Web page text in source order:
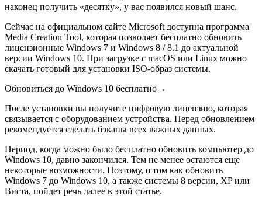
наконец получить «десятку», у вас появился новый шанс.
Сейчас на официальном сайте Microsoft доступна программа
Media Creation Tool, которая позволяет бесплатно обновить
лицензионные Windows 7 и Windows 8 / 8.1 до актуальной
версии Windows 10. При загрузке с macOS или Linux можно
скачать готовый для установки ISO-образ системы.
Обновиться до Windows 10 бесплатно→
После установки вы получите цифровую лицензию, которая
связывается с оборудованием устройства. Перед обновлением
рекомендуется сделать бэкапы всех важных данных.
Период, когда можно было бесплатно обновить компьютер до
Windows 10, давно закончился. Тем не менее остаются еще
некоторые возможности. Поэтому, о том как обновить
Windows 7 до Windows 10, а также системы 8 версии, XP или
Виста, пойдет речь далее в этой статье.